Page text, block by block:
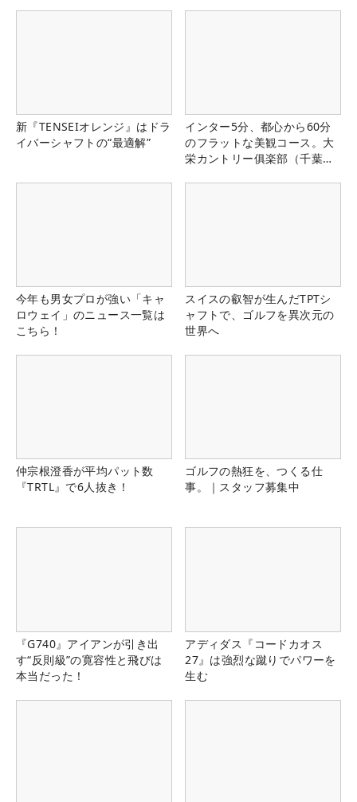
新『TENSEIオレンジ』はドラ
イバーシャフトの“最適解”
インター5分、都心から60分
のフラットな美観コース。大
栄カントリー俱楽部（千葉
今年も男女プロが強い「キャ
ロウェイ」のニュース一覧は
こちら！
スイスの叡智が生んだTPTシ
ャフトで、ゴルフを異次元の
世界へ
仲宗根澄香が平均パット数
『TRTL』で6人抜き！
ゴルフの熱狂を、つくる仕
事。｜スタッフ募集中
『G740』アイアンが引き出
す“反則級”の寛容性と飛びは
本当だった！
アディダス『コードカオス
27』は強烈な蹴りでパワーを
生む